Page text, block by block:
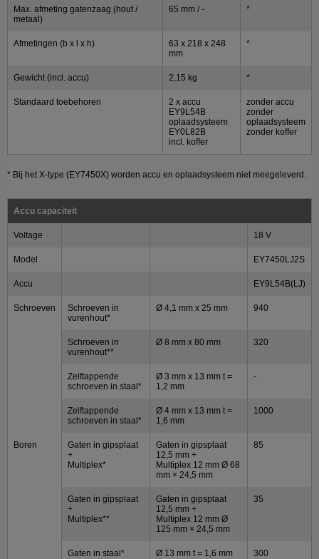
Max. afmeting gatenzaag (hout /
metaal)
65 mm / - *
Afmetingen (b x l x h)
63 x 218 x 248
mm
*
Gewicht (incl. accu) 2,15 kg *
Standaard toebehoren
2 x accu
EY9L54B
oplaadsysteem
EY0L82B
incl. koffer
zonder accu
zonder
oplaadsysteem
zonder koffer
* Bij het X-type (EY7450X) worden accu en oplaadsysteem niet meegeleverd.
Accu capaciteit
Voltage 18 V
Model EY7450LJ2S
Accu EY9L54B(LJ)
Schroeven
Schroeven in
vurenhout*
Ø 4,1 mm x 25 mm 940
Schroeven in
vurenhout**
Ø 8 mm x 80 mm 320
Zelftappende
schroeven in staal*
Ø 3 mm x 13 mm t =
1,2 mm
-
Zelftappende
schroeven in staal*
Ø 4 mm x 13 mm t =
1,6 mm
1000
Boren
Gaten in gipsplaat
+
Multiplex*
Gaten in gipsplaat
12,5 mm +
Multiplex 12 mm Ø 68
mm × 24,5 mm
85
Gaten in gipsplaat
+
Multiplex**
Gaten in gipsplaat
12,5 mm +
Multiplex 12 mm Ø
125 mm × 24,5 mm
35
Gaten in staal* Ø 13 mm t = 1,6 mm 300